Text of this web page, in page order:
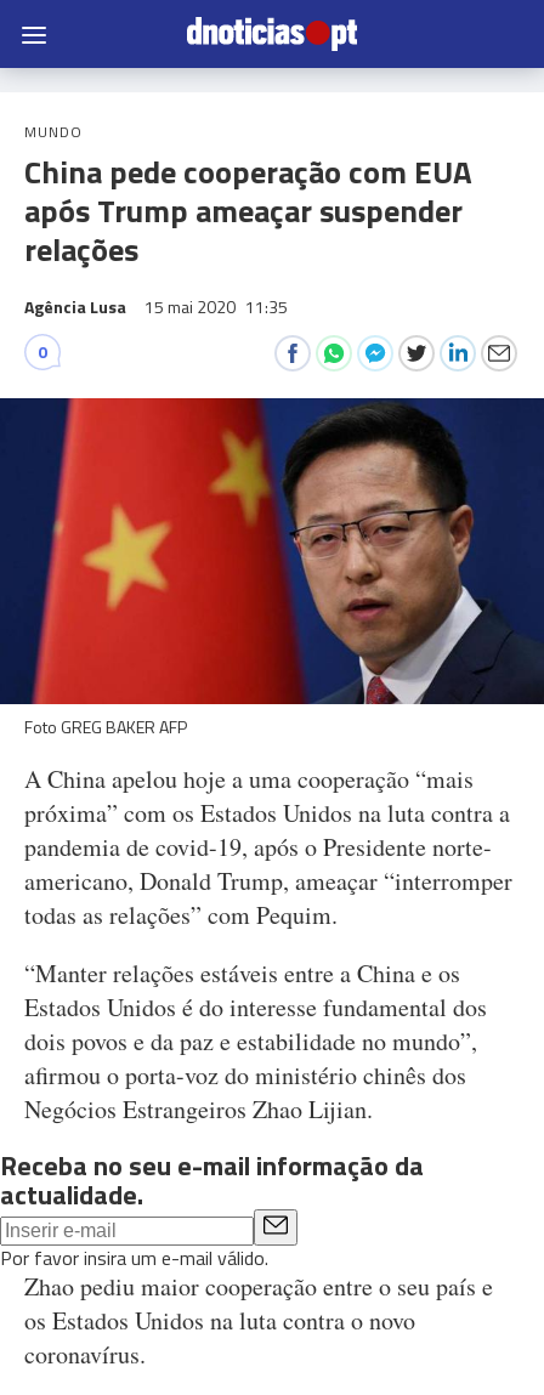
MUNDO
China pede cooperação com EUA
após Trump ameaçar suspender
relações
Agência Lusa 15 mai 2020 11:35
0
Foto GREG BAKER AFP
A China apelou hoje a uma cooperação “mais
próxima” com os Estados Unidos na luta contra a
pandemia de covid-19, após o Presidente norte-
americano, Donald Trump, ameaçar “interromper
todas as relações” com Pequim.
“Manter relações estáveis entre a China e os
Estados Unidos é do interesse fundamental dos
dois povos e da paz e estabilidade no mundo”,
afirmou o porta-voz do ministério chinês dos
Negócios Estrangeiros Zhao Lijian.
Receba no seu e-mail informação da
actualidade.
Por favor insira um e-mail válido.
Zhao pediu maior cooperação entre o seu país e
os Estados Unidos na luta contra o novo
coronavírus.